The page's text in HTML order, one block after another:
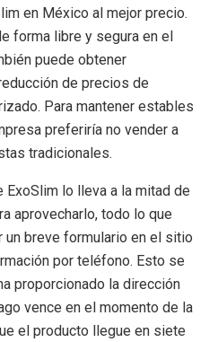
en México al mejor precio.
forma libre y segura en el
puede obtener
de precios de
Para mantener estables
preferiría no vender a
tradicionales.
ExoSlim lo lleva a la mitad de
aprovecharlo, todo lo que
breve formulario en el sitio
por teléfono. Esto se
proporcionado la dirección
vence en el momento de la
el producto llegue en siete